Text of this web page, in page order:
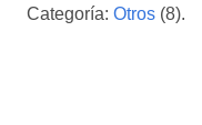
Categoría: Otros (8).